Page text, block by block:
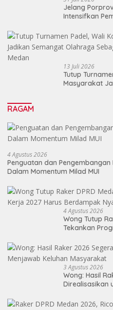
Jelang
Intensifkan
13 Juli 2026
Tutup
Masyarakat
RAGAM
4 Agustus 2026
Penguatan dan Pengembangan
Dalam Momentum Milad MUI
4 Agustus 2026
Wong Tutup
Tekankan
3 Agustus 2026
Wong: Hasil
Direalisasikan